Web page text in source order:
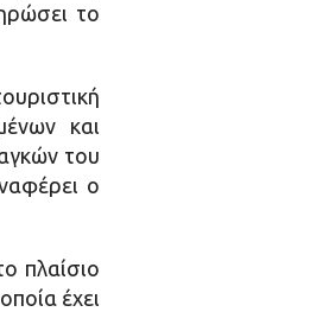
το
και
του
ο
πλαίσιο
έχει